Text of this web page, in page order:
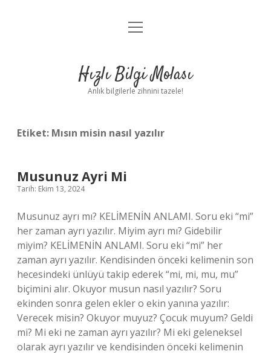
Anasayfa
Yasal Uyarı
menüyü
Hızlı Bilgi Molası
Anlık bilgilerle zihnini tazele!
Etiket: Mısın misin nasıl yazılır
Musunuz Ayri Mi
Tarih: Ekim 13, 2024
Musunuz ayrı mı? KELİMENİN ANLAMI. Soru eki “mi”
her zaman ayrı yazılır. Miyim ayrı mı? Gidebilir
miyim? KELİMENİN ANLAMI. Soru eki “mi” her
zaman ayrı yazılır. Kendisinden önceki kelimenin son
hecesindeki ünlüyü takip ederek “mi, mi, mu, mu”
biçimini alır. Okuyor musun nasıl yazılır? Soru
ekinden sonra gelen ekler o ekin yanına yazılır:
Verecek misin? Okuyor muyuz? Çocuk muyum? Geldi
mi? Mi eki ne zaman ayrı yazılır? Mi eki geleneksel
olarak ayrı yazılır ve kendisinden önceki kelimenin